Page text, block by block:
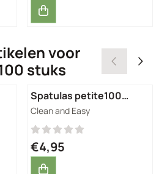
voor
stuks
Spatulas petite100
stuks
Merk:
Clean and Easy
Prijs: 4,95
€4,95